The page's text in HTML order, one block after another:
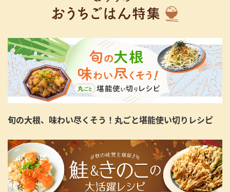
旬の大根、味わい尽くそう！丸ごと堪能使い切りレシピ